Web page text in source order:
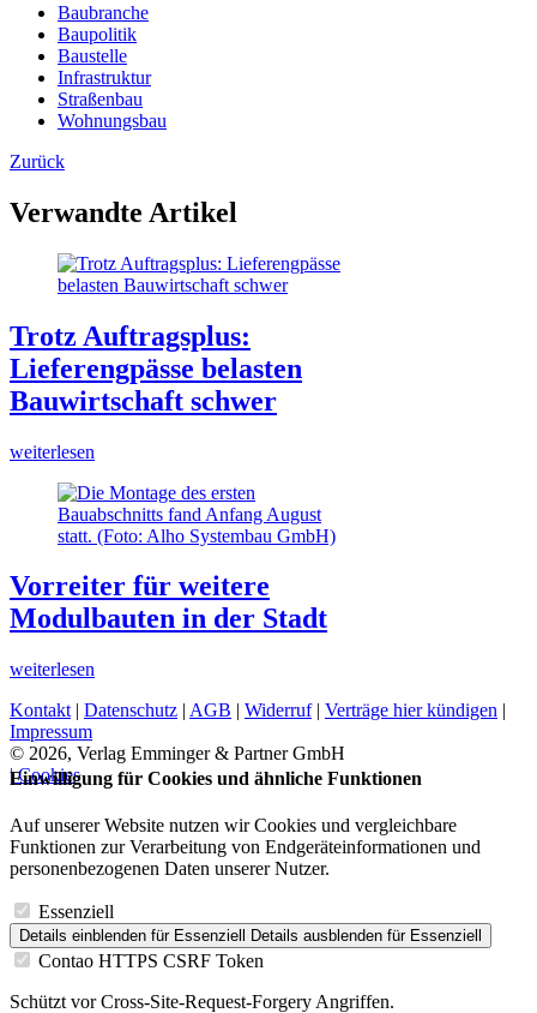
Baubranche
Baupolitik
Baustelle
Infrastruktur
Straßenbau
Wohnungsbau
Zurück
Verwandte Artikel
Trotz Auftragsplus:
Lieferengpässe belasten
Bauwirtschaft schwer
weiterlesen
Vorreiter für weitere
Modulbauten in der Stadt
weiterlesen
Kontakt | Datenschutz | AGB | Widerruf| Verträge hier kündigen |
Impressum
© 2026, Verlag Emminger & Partner GmbH
| Cookies
Einwilligung für Cookies und ähnliche Funktionen
Auf unserer Website nutzen wir Cookies und vergleichbare
Funktionen zur Verarbeitung von Endgeräteinformationen und
personenbezogenen Daten unserer Nutzer.
Essenziell
Details einblenden für Essenziell Details ausblenden für Essenziell
Contao HTTPS CSRF Token
Schützt vor Cross-Site-Request-Forgery Angriffen.